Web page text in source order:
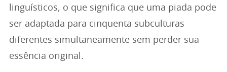
linguísticos, o que significa que uma piada pode
ser adaptada para cinquenta subculturas
diferentes simultaneamente sem perder sua
essência original.